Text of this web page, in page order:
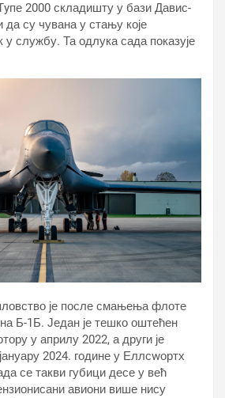
2000 складишту у бази Давис-
су чувана у стању које
у службу. Та одлука сада показује
је после смањења флоте
Б-1Б. Један је тешко оштећен
у априлу 2022, а други је
2024. године у Еллсwортх
се такви губици десе у већ
авиони више нису